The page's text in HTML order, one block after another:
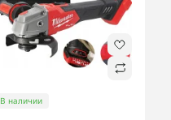
В наличии